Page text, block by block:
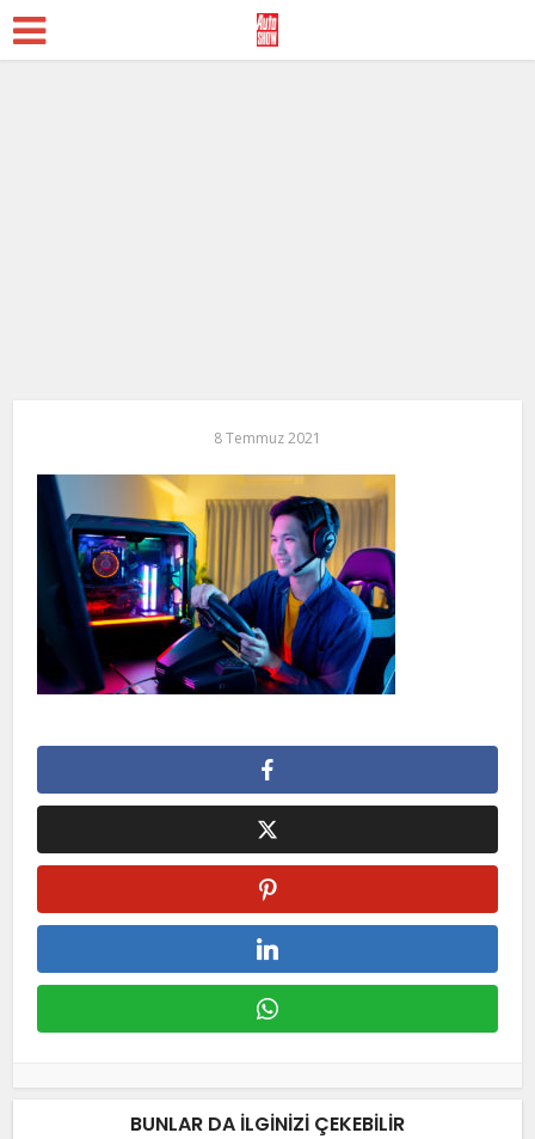
8 Temmuz 2021
BUNLAR DA ILGINIZI ÇEKEBILIR